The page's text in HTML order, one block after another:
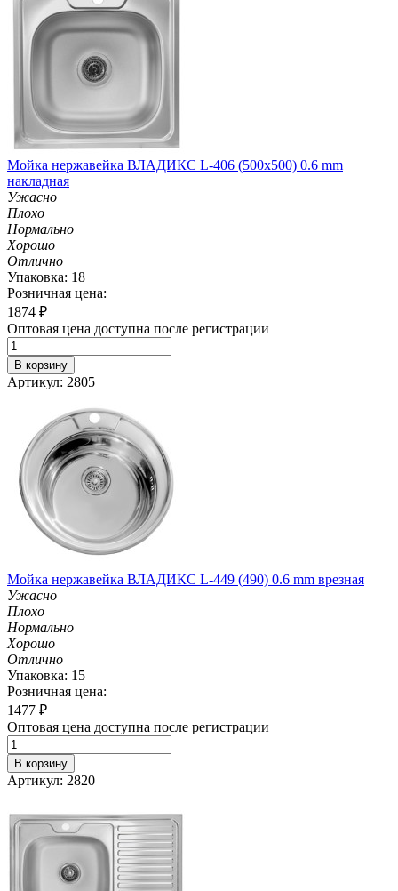
Мойка нержавейка ВЛАДИКС L-406 (500х500) 0.6 mm
накладная
Ужасно
Плохо
Нормально
Хорошо
Отлично
Упаковка: 18
Розничная цена:
1874 ₽
Оптовая цена доступна после регистрации
В корзину
Артикул: 2805
Мойка нержавейка ВЛАДИКС L-449 (490) 0.6 mm врезная
Ужасно
Плохо
Нормально
Хорошо
Отлично
Упаковка: 15
Розничная цена:
1477 ₽
Оптовая цена доступна после регистрации
В корзину
Артикул: 2820